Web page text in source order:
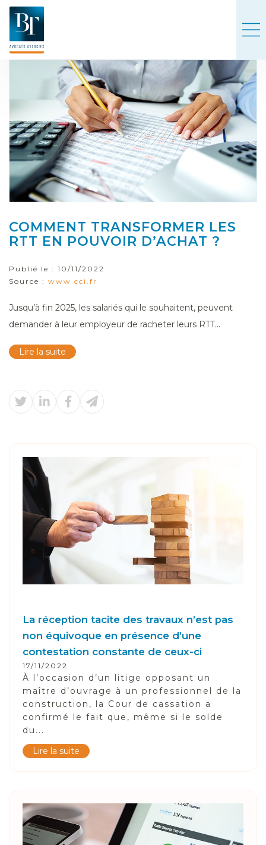
COMMENT TRANSFORMER LES
RTT EN POUVOIR D’ACHAT ?
Publié le : 10/11/2022
Source : www.cci.fr
Jusqu’à fin 2025, les salariés qui le souhaitent, peuvent
demander à leur employeur de racheter leurs RTT...
Lire la suite
La réception tacite des travaux n’est pas
non équivoque en présence d’une
contestation constante de ceux-ci
17/11/2022
À l’occasion d’un litige opposant un
maître d’ouvrage à un professionnel de la
construction, la Cour de cassation a
confirmé le fait que, même si le solde
du...
Lire la suite